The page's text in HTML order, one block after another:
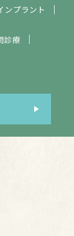
ンプラント
診療